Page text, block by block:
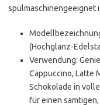
spülmaschinengeeignet
(Hochglanz-
Verwendung:
Cappuccino, Latte
Schokolade in
für einen